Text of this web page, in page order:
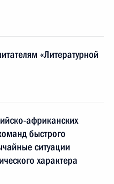
«Литературной
африканских
быстрого
ситуации
характера